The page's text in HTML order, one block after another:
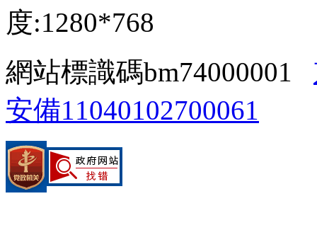
度:1280*768
網站標識碼bm74000001
安備11040102700061